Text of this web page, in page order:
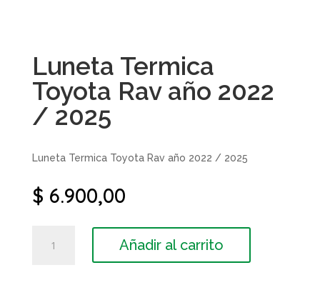
Luneta Termica
Toyota Rav año 2022
/ 2025
Luneta Termica Toyota Rav año 2022 / 2025
$ 6.900,00
Termica
Añadir al carrito